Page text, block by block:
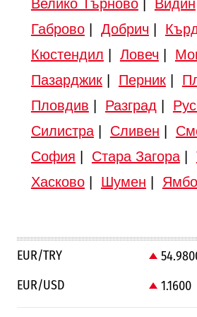
Велико Търново| Видин
Габрово| Добрич
Кюстендил
Ловеч
Пазарджик| Перник|
Пловдив
Разград
Силистра| Сливен
София
Стара Загора|
Хасково| Шумен
EUR/TRY
EUR/USD
1.1600